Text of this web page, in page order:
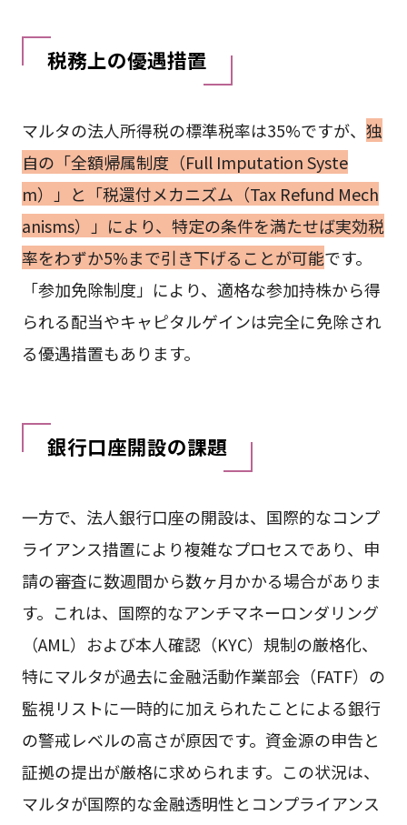
税務上の優遇措置
マルタの法人所得税の標準税率は35%ですが、 独
自の「全額帰属制度（Full Imputation Syste
m）」と「税還付メカニズム（Tax Refund Mech
anisms）」により、特定の条件を満たせば実効税
率をわずか5%まで引き下げることが可能です。
「参加免除制度」により、適格な参加持株から得
られる配当やキャピタルゲインは完全に免除され
る優遇措置もあります。
銀行口座開設の課題
一方で、法人銀行口座の開設は、国際的なコンプ
ライアンス措置により複雑なプロセスであり、申
請の審査に数週間から数ヶ月かかる場合がありま
す。これは、国際的なアンチマネーロンダリング
（AML）および本人確認（KYC）規制の厳格化、
特にマルタが過去に金融活動作業部会（FATF）の
監視リストに一時的に加えられたことによる銀行
の警戒レベルの高さが原因です。資金源の申告と
証拠の提出が厳格に求められます。この状況は、
マルタが国際的な金融透明性とコンプライアンス